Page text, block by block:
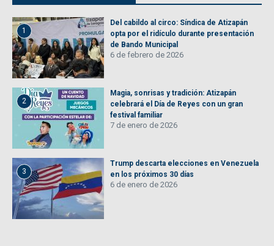
1
Del cabildo al circo: Síndica de Atizapán
opta por el ridículo durante presentación
de Bando Municipal
6 de febrero de 2026
2
Magia, sonrisas y tradición: Atizapán
celebrará el Día de Reyes con un gran
festival familiar
7 de enero de 2026
3
Trump descarta elecciones en Venezuela
en los próximos 30 días
6 de enero de 2026